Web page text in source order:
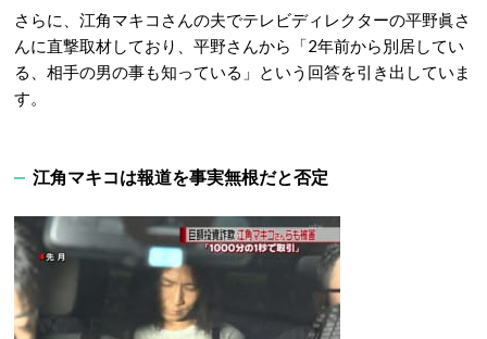
さらに、江角マキコさんの夫でテレビディレクターの平野眞さ
んに直撃取材しており、平野さんから「2年前から別居してい
る、相手の男の事も知っている」という回答を引き出していま
す。
江角マキコは報道を事実無根だと否定